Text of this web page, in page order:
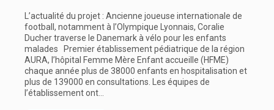
L’actualité du projet : Ancienne joueuse internationale de
football, notamment à l’Olympique Lyonnais, Coralie
Ducher traverse le Danemark à vélo pour les enfants
malades Premier établissement pédiatrique de la région
AURA, l’hôpital Femme Mère Enfant accueille (HFME)
chaque année plus de 38000 enfants en hospitalisation et
plus de 139000 en consultations. Les équipes de
l’établissement ont…